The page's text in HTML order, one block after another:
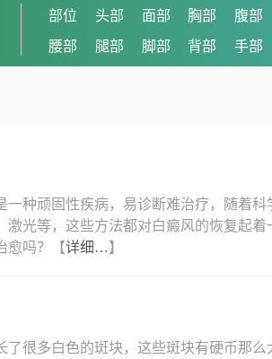
部位 头部 面部 胸部
腹部
腰部
腿部 脚部 背部 手部
一种顽固性疾病，易诊断难治疗，随着
光等，这些方法都对白癜风的恢复起
愈吗？【详细…】
了很多白色的斑块，这些斑块有硬币那